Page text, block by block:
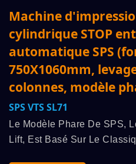
Machine
cylindrique STOP
automatique SPS
750X1060mm,
colonnes, modèle
SPS VTS SL71
Le Modèle Phare De SPS,
Lift, Est Basé Sur Le